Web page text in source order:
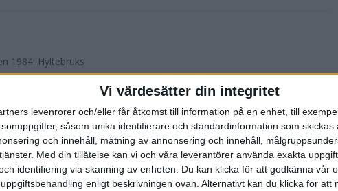
Vi värdesätter din integritet
levenrorer och/eller får åtkomst till information på en enhet, till
såsom unika identifierare och standardinformation som skickas
och innehåll, mätning av annonsering och innehåll,
Med din tillåtelse kan vi och våra leverantörer använda exakta
identifiering via skanning av enheten. Du kan klicka för att godkänna vår
enligt beskrivningen ovan. Alternativt kan du klicka för att
1984. Hyltebruks
- Vem är det som
någon tvekan från